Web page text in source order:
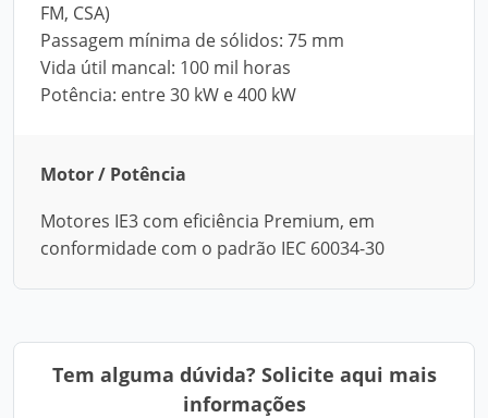
FM, CSA)
Passagem mínima de sólidos: 75 mm
Vida útil mancal: 100 mil horas
Potência: entre 30 kW e 400 kW
Motor / Potência
Motores IE3 com eficiência Premium, em
conformidade com o padrão IEC 60034-30
Tem alguma dúvida? Solicite aqui mais
informações